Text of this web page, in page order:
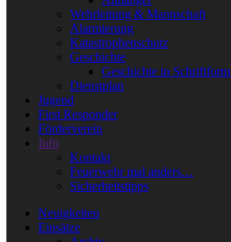
Wehrleitung & Mannschaft
Alarmierung
Katastrophenschutz
Geschichte
Geschichte in Schriftform
Dienstplan
Jugend
First Responder
Förderverein
Info
Kontakt
Feuerwehr mal anders…
Sicherheitstipps
Neuigkeiten
Einsätze